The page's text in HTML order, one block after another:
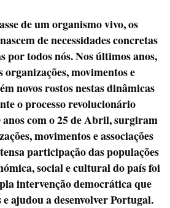
de um organismo vivo, os
de necessidades concretas
por todos nós. Nos últimos anos,
movimentos e
novos rostos nestas dinâmicas
o processo revolucionário
anos com o 25 de Abril, surgiram
movimentos e associações
participação das populações
social e cultural do país foi
intervenção democrática que
ajudou a desenvolver Portugal.